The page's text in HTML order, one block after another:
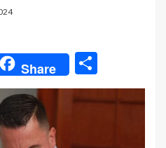
Share